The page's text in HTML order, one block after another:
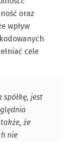
oraz
wpływ
cele
spółkę, jest
że
nie